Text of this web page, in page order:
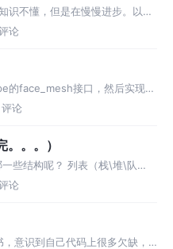
识不懂，但是在慢慢进步。以下
关系，Onnx导出时要使用GPU
论
的face_mesh接口，然后实现我
写的脚本，目前需要转成JS
评论
。。）
些结构呢？ 列表（栈\堆\队
元组 my_tuple = tuple()
论
意识到自己代码上很多欠缺，